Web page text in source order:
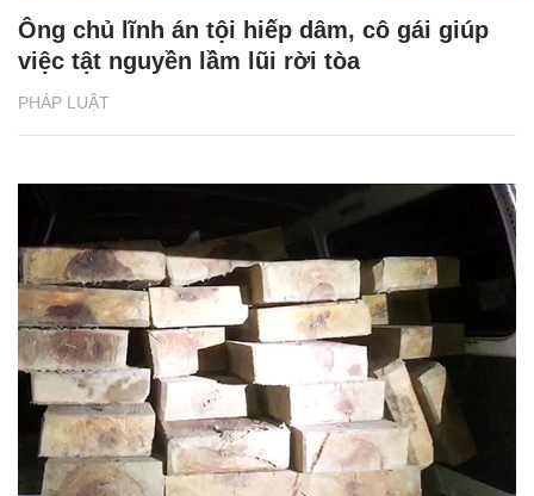
PHÁP LUẬT
Ông chủ lĩnh án tội hiếp dâm, cô gái giúp
việc tật nguyền lầm lũi rời tòa